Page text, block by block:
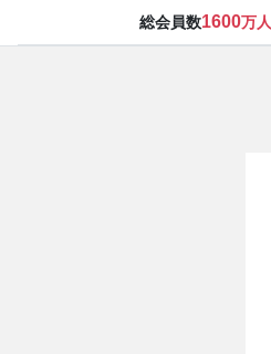
総会員数1600万人